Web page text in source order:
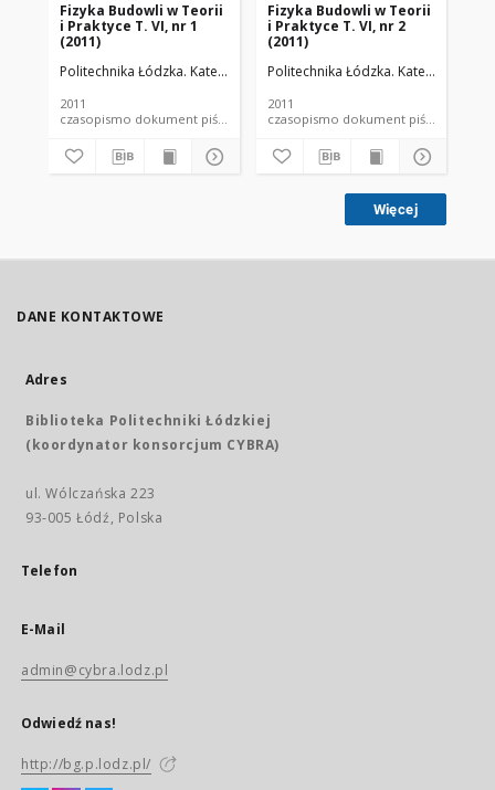
Fizyka Budowli w Teorii
i Praktyce T. VI, nr 1
(2011)
Politechnika Łódzka. Katedra Fizyki Budowli i Materiałów
2011
czasopismo dokument piśmienniczy
Fizyka Budowli w Teorii
i Praktyce T. VI, nr 2
(2011)
Politechnika Łódzka. Katedra Fizyki
2011
czasopismo dokument piśmienniczy
Więcej
DANE KONTAKTOWE
Adres
Biblioteka Politechniki Łódzkiej
(koordynator konsorcjum CYBRA)
ul. Wólczańska 223
93-005 Łódź, Polska
Telefon
E-Mail
admin@cybra.lodz.pl
Odwiedź nas!
http://bg.p.lodz.pl/